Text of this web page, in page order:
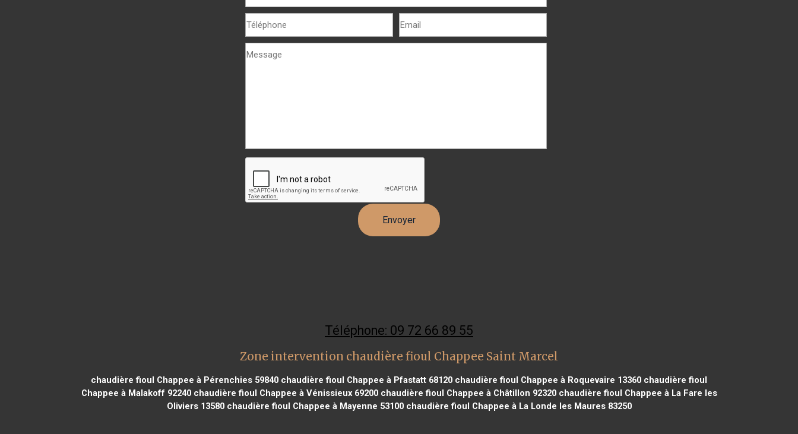
Téléphone: 09 72 66 89 55
Zone intervention chaudière fioul Chappee Saint Marcel
chaudière fioul Chappee à Pérenchies 59840 chaudière fioul Chappee à Pfastatt 68120 chaudière fioul Chappee à Roquevaire 13360 chaudière fioul
Chappee à Malakoff 92240chaudière fioul Chappee à Vénissieux 69200chaudière fioul Chappee à Châtillon 92320chaudière fioul Chappee à La Fare les
Oliviers 13580chaudière fioul Chappee à Mayenne 53100chaudière fioul Chappee à La Londe les Maures 83250